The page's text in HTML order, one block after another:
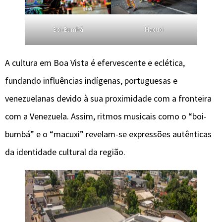
Boi-Bumbá Macuxi
A cultura em Boa Vista é efervescente e eclética,
fundando influências indígenas, portuguesas e
venezuelanas devido à sua proximidade com a fronteira
com a Venezuela. Assim, ritmos musicais como o “boi-
bumbá” e o “macuxi” revelam-se expressões autênticas
da identidade cultural da região.